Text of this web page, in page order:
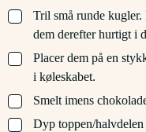
▢
Tril små runde
dem derefter hurtigt i
▢
Placer dem på en
i køleskabet.
▢
Smelt imens
▢
Dyp toppen/